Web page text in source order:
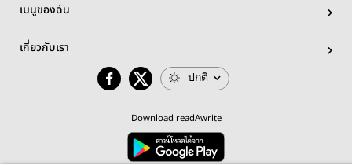
เมนูของฉัน
เกี่ยวกับเรา
ปกติ
Download readAwrite